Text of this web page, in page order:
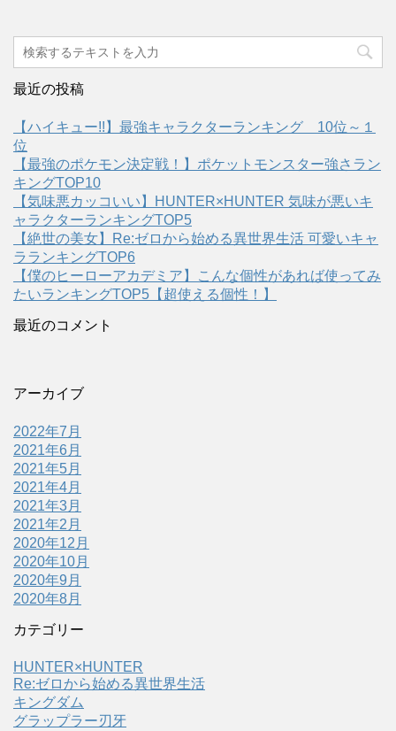
最近の投稿
【ハイキュー!!】最強キャラクターランキング 10位～１
位
【最強のポケモン決定戦！】ポケットモンスター強さラン
キングTOP10
【気味悪カッコいい】HUNTER×HUNTER 気味が悪いキ
ャラクターランキングTOP5
【絶世の美女】Re:ゼロから始める異世界生活 可愛いキャ
ラランキングTOP6
【僕のヒーローアカデミア】こんな個性があれば使ってみ
たいランキングTOP5【超使える個性！】
最近のコメント
アーカイブ
2022年7月
2021年6月
2021年5月
2021年4月
2021年3月
2021年2月
2020年12月
2020年10月
2020年9月
2020年8月
カテゴリー
HUNTER×HUNTER
Re:ゼロから始める異世界生活
キングダム
グラップラー刃牙